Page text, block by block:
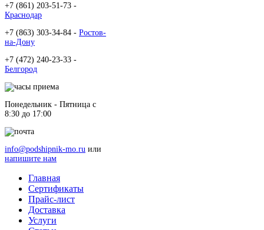
+7 (861) 203-51-73 -
Краснодар
+7 (863) 303-34-84 - Ростов-
на-Дону
+7 (472) 240-23-33 -
Белгород
Понедельник - Пятница c
8:30 до 17:00
info@podshipnik-mo.ru или
напишите нам
Главная
Сертификаты
Прайс-лист
Доставка
Услуги